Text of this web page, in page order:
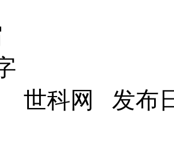
世科网 发布